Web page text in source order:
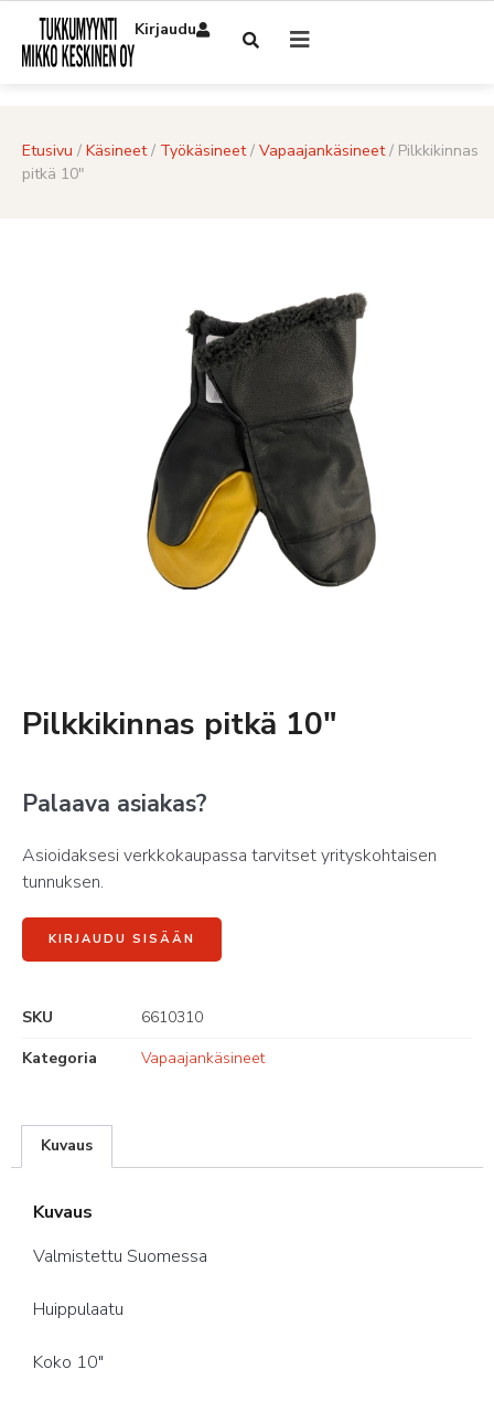
Kirjaudu
Etusivu / Käsineet/ Työkäsineet/ Vapaajankäsineet/ Pilkkikinnas
pitkä 10″
Pilkkikinnas pitkä 10″
Palaava asiakas?
Asioidaksesi verkkokaupassa tarvitset yrityskohtaisen
tunnuksen.
KIRJAUDU SISÄÄN
SKU
6610310
Kategoria
Vapaajankäsineet
Kuvaus
Kuvaus
Valmistettu Suomessa
Huippulaatu
Koko 10″